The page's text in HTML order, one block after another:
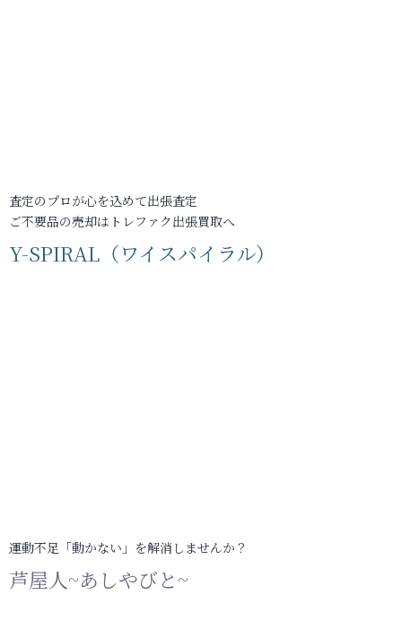
査定のプロが心を込めて出張査定
ご不要品の売却はトレファク出張買取へ
Y-SPIRAL（ワイスパイラル）
運動不足「動かない」を解消しませんか？
芦屋人~あしやびと~